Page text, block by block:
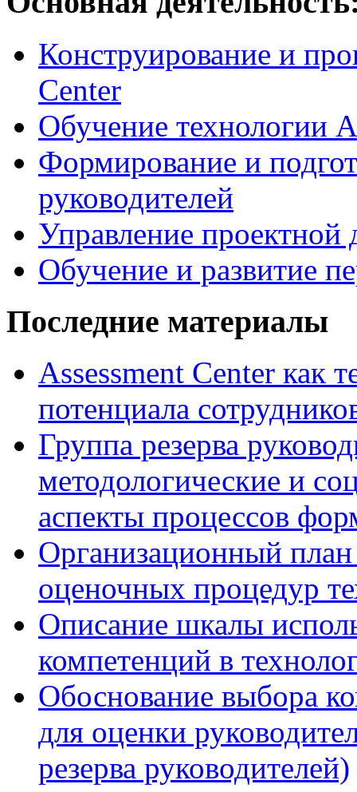
Конструирование и
Center
Обучение технологии
Формирование и
руководителей
Управление проектной
Обучение и развитие
Последние материалы
Assessment Center как
потенциала
Группа резерва
методологические и
аспекты процессов
Организационный
оценочных процедур
Описание шкалы
компетенций в
Обоснование выбора
для оценки
резерва руководителей)